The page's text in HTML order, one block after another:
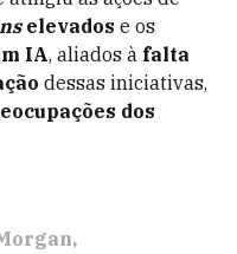
elevados e os
IA, aliados à falta
dessas iniciativas,
dos